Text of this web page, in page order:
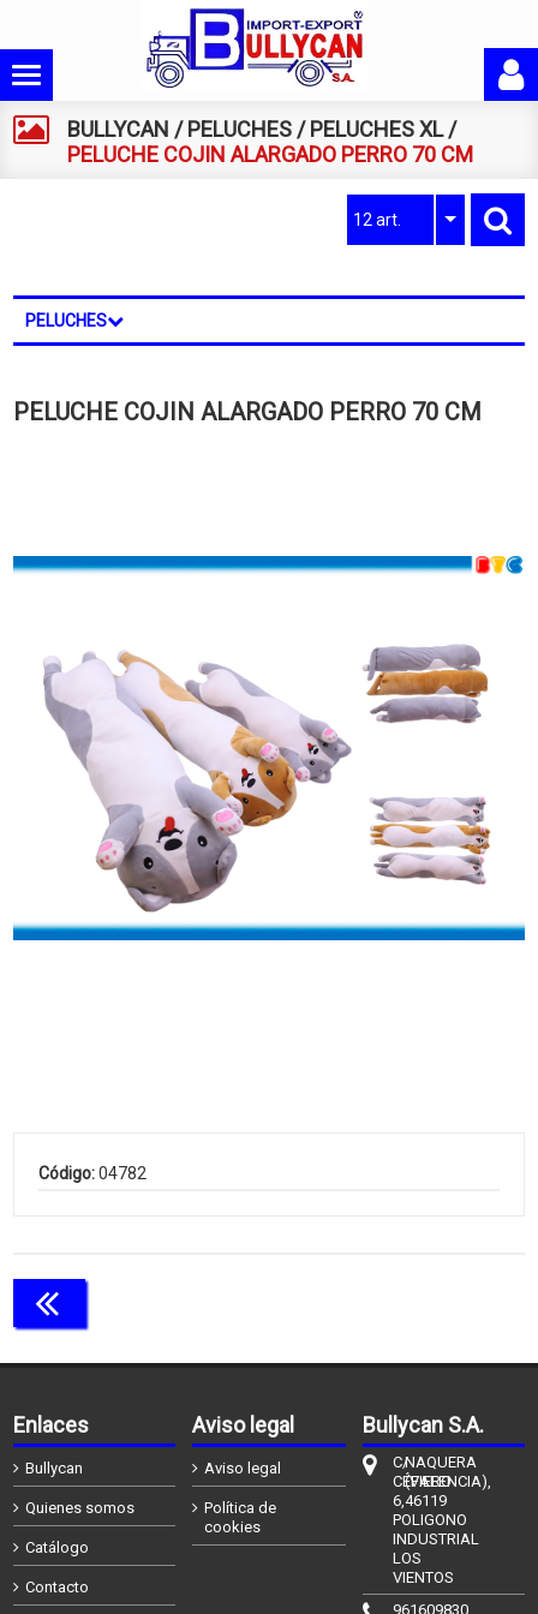
BULLYCAN /PELUCHES /PELUCHES XL/
PELUCHE COJIN ALARGADO PERRO 70 CM
12 art.
PELUCHES
PELUCHE COJIN ALARGADO PERRO 70 CM
Código:04782
Enlaces
Bullycan
Quienes somos
Catálogo
Contacto
Aviso legal
Aviso legal
Política de
cookies
Bullycan S.A.
C/
CÉFIERO
6,
POLIGONO
INDUSTRIAL
LOS
VIENTOS
NAQUERA
(VALENCIA),
46119
961609830